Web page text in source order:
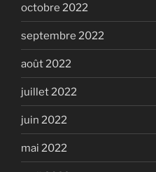
octobre 2022
septembre 2022
août 2022
juillet 2022
juin 2022
mai 2022